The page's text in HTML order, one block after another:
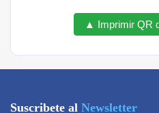
▲ Imprimir QR
Suscribete al Newsletter